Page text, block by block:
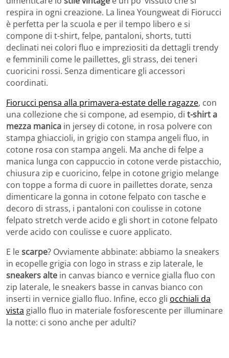
respira in ogni creazione. La linea Youngweat di Fiorucci
è perfetta per la scuola e per il tempo libero e si
compone di t-shirt, felpe, pantaloni, shorts, tutti
declinati nei colori fluo e impreziositi da dettagli trendy
e femminili come le paillettes, gli strass, dei teneri
cuoricini rossi. Senza dimenticare gli accessori
coordinati.
Fiorucci pensa alla primavera-estate delle ragazze, con
una collezione che si compone, ad esempio, di t-shirt a
mezza manica in jersey di cotone, in rosa polvere con
stampa ghiaccioli, in grigio con stampa angeli fluo, in
cotone rosa con stampa angeli. Ma anche di felpe a
manica lunga con cappuccio in cotone verde pistacchio,
chiusura zip e cuoricino, felpe in cotone grigio melange
con toppe a forma di cuore in paillettes dorate, senza
dimenticare la gonna in cotone felpato con tasche e
decoro di strass, i pantaloni con coulisse in cotone
felpato stretch verde acido e gli short in cotone felpato
verde acido con coulisse e cuore applicato.
E lescarpe? Ovviamente abbinate: abbiamo la sneakers
in ecopelle grigia con logo in strass e zip laterale, le
sneakers alte in canvas bianco e vernice gialla fluo con
zip laterale, le sneakers basse in canvas bianco con
inserti in vernice giallo fluo. Infine, ecco gli occhiali da
vista giallo fluo in materiale fosforescente per illuminare
la notte: ci sono anche per adulti?